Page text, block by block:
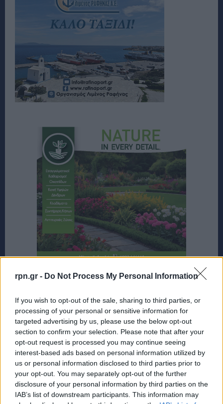
rpn.gr - Do Not Process My Personal Information
If you wish to opt-out of the sale, sharing to third parties, or
processing of your personal or sensitive information for
targeted advertising by us, please use the below opt-out
section to confirm your selection. Please note that after your
opt-out request is processed you may continue seeing
interest-based ads based on personal information utilized by
us or personal information disclosed to third parties prior to
your opt-out. You may separately opt-out of the further
disclosure of your personal information by third parties on the
IAB’s list of downstream participants. This information may